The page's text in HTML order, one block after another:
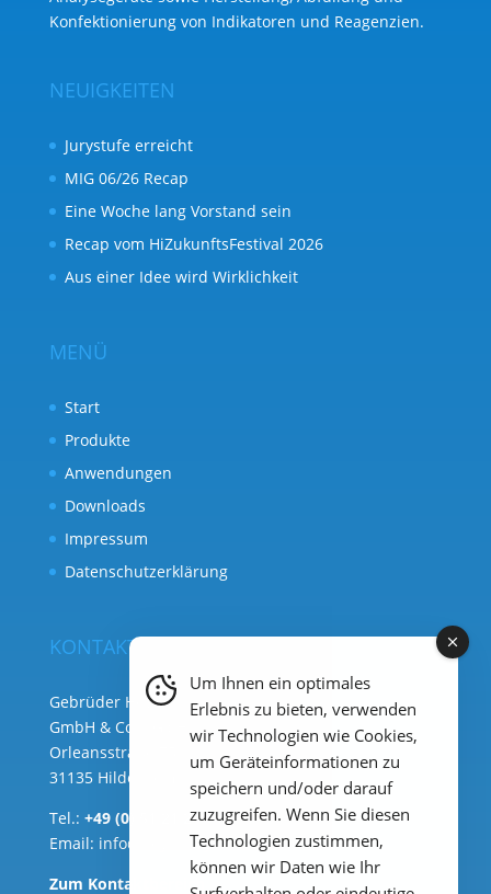
Konfektionierung von Indikatoren und Reagenzien.
NEUIGKEITEN
Jurystufe erreicht
MIG 06/26 Recap
Eine Woche lang Vorstand sein
Recap vom HiZukunftsFestival 2026
Aus einer Idee wird Wirklichkeit
MENÜ
Start
Produkte
Anwendungen
Downloads
Impressum
Datenschutzerklärung
KONTAKT
Gebrüder Heyl Analysentechnik
GmbH & Co. KG ( Hauptsitz )
Orleansstraße 75b
31135 Hildesheim
Tel.: +49 (0) 51 21 289 33 – 0
Email: info@heylanalysis.de
Zum Kontaktbereich
Um Ihnen ein optimales
Erlebnis zu bieten, verwenden
wir Technologien wie Cookies,
um Geräteinformationen zu
speichern und/oder darauf
zuzugreifen. Wenn Sie diesen
Technologien zustimmen,
können wir Daten wie Ihr